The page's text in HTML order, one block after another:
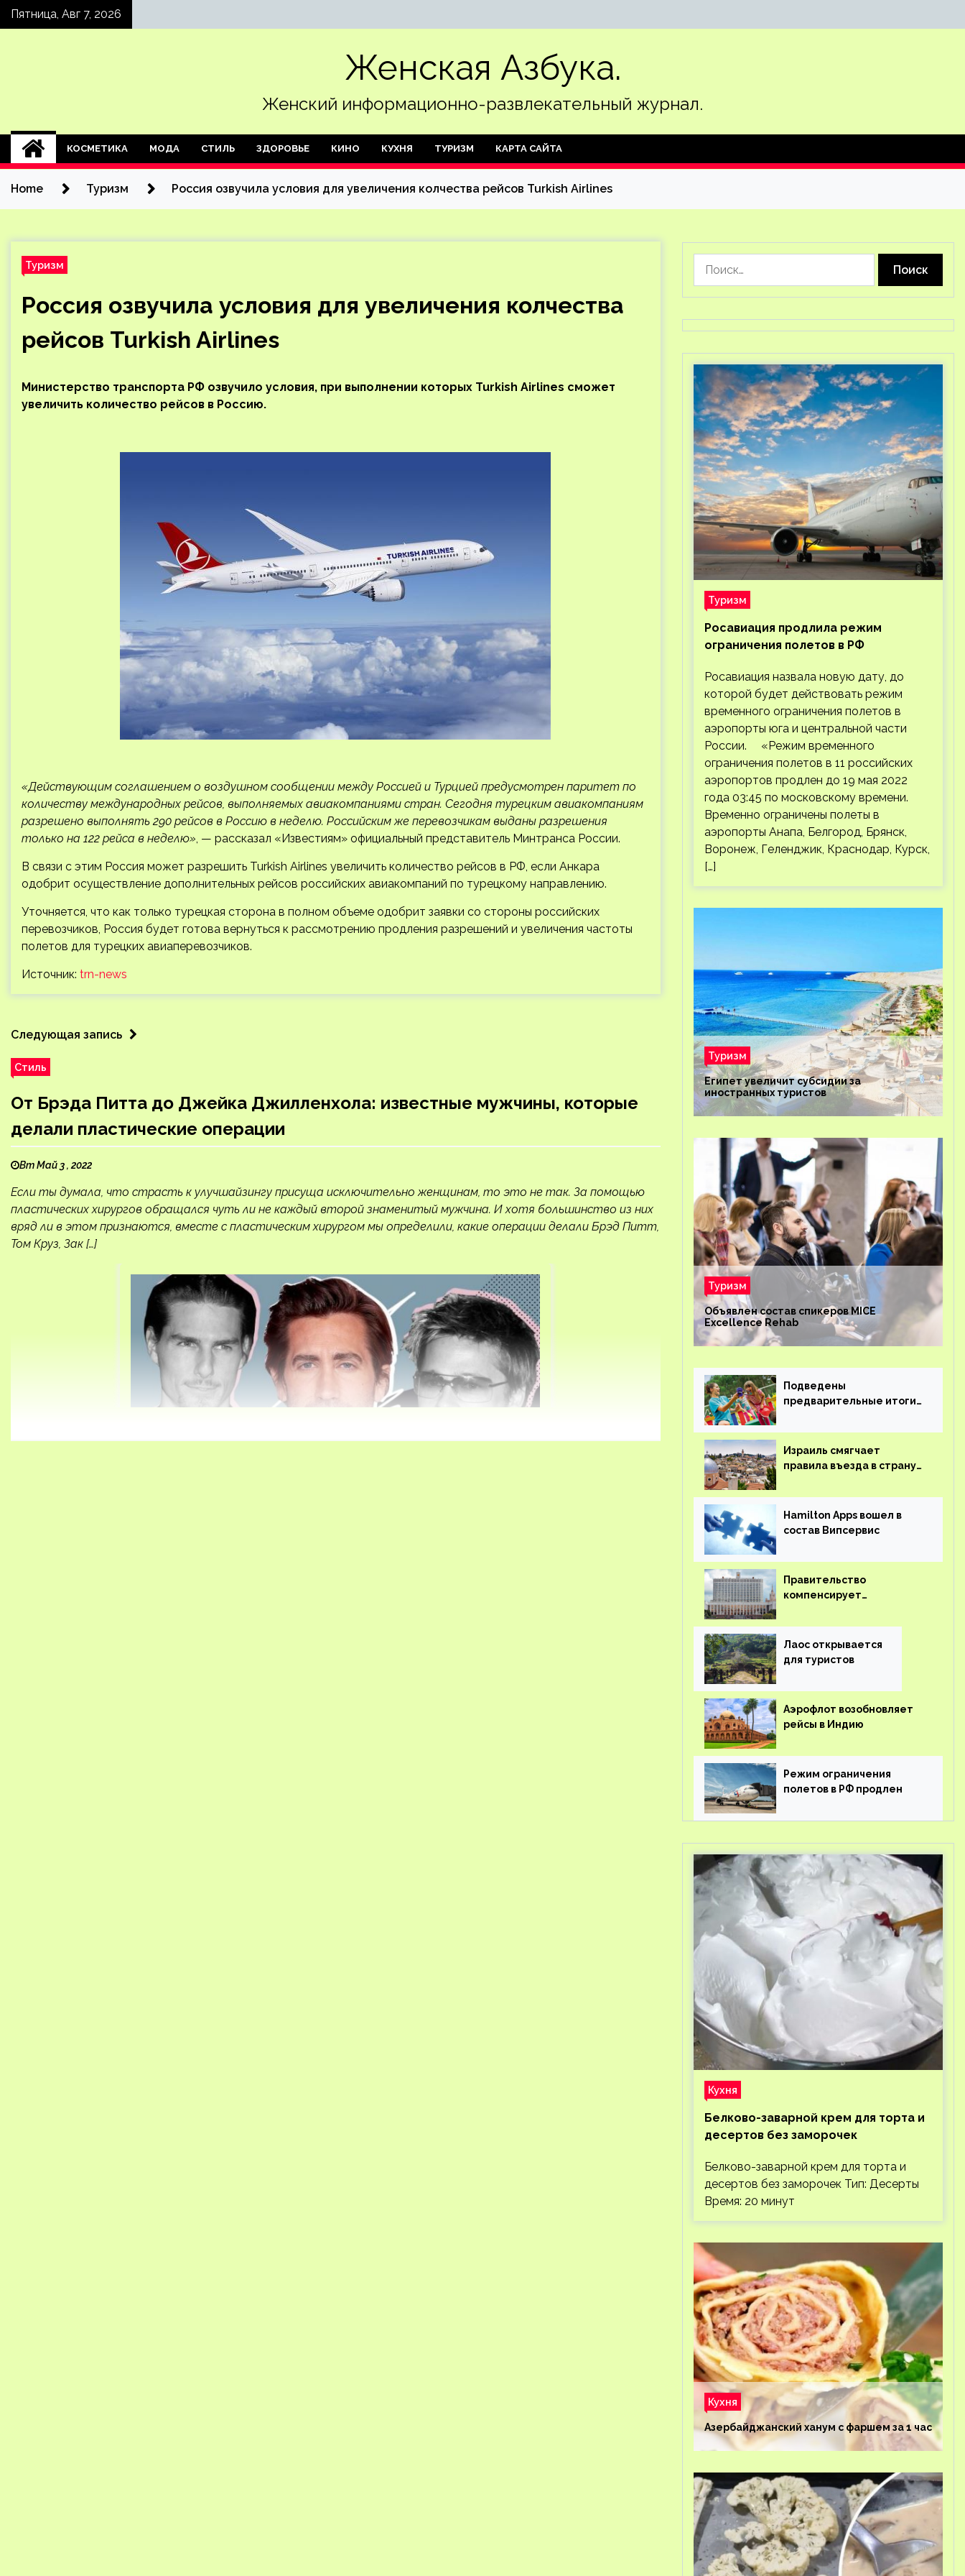
SkipПятница, Авг 7, 2026
Женская Азбука.
Женский информационно-развлекательный журнал.
КОСМЕТИКА МОДА СТИЛЬ ЗДОРОВЬЕ КИНО КУХНЯ ТУРИЗМ КАРТА САЙТА
Home Туризм Россия озвучила условия для увеличения колчества рейсов Turkish Airlines
Туризм
Россия озвучила условия для увеличения колчества
рейсов Turkish Airlines
Министерство транспорта РФ озвучило условия, при выполнении которых Turkish Airlines сможет
увеличить количество рейсов в Россию.
«Действующим соглашением о воздушном сообщении между Россией и Турцией предусмотрен паритет по
количеству международных рейсов, выполняемых авиакомпаниями стран. Сегодня турецким авиакомпаниям
разрешено выполнять 290 рейсов в Россию в неделю. Российским же перевозчикам выданы разрешения
только на 122 рейса в неделю», — рассказал «Известиям» официальный представитель Минтранса России.
В связи с этим Россия может разрешить Turkish Airlines увеличить количество рейсов в РФ, если Анкара
одобрит осуществление дополнительных рейсов российских авиакомпаний по турецкому направлению.
Уточняется, что как только турецкая сторона в полном объеме одобрит заявки со стороны российских
перевозчиков, Россия будет готова вернуться к рассмотрению продления разрешений и увеличения частоты
полетов для турецких авиаперевозчиков.
Источник: trn-news
Следующая запись
Стиль
От Брэда Питта до Джейка Джилленхола: известные мужчины, которые
делали пластические операции
Вт Май 3 , 2022
Если ты думала, что страсть к улучшайзингу присуща исключительно женщинам, то это не так. За помощью
пластических хирургов обращался чуть ли не каждый второй знаменитый мужчина. И хотя большинство из них
вряд ли в этом признаются, вместе с пластическим хирургом мы определили, какие операции делали Брэд Питт,
Том Круз, Зак […]
Туризм
Росавиация продлила режим
ограничения полетов в РФ
Росавиация назвала новую дату, до
которой будет действовать режим
временного ограничения полетов в
аэропорты юга и центральной части
России. «Режим временного
ограничения полетов в 11 российских
аэропортов продлен до 19 мая 2022
года 03:45 по московскому времени.
Временно ограничены полеты в
аэропорты Анапа, Белгород, Брянск,
Воронеж, Геленджик, Краснодар, Курск,
[…]
Туризм
Египет увеличит субсидии за
иностранных туристов
Туризм
Объявлен состав спикеров MICE
Excellence Rehab
Подведены
предварительные итоги
Израиль смягчает
правила въезда в страну
Hamilton Apps вошел в
состав Випсервис
Правительство
компенсирует
на вывоз россиян из-за
рубежа
Лаос открывается
для туристов
Аэрофлот возобновляет
рейсы в Индию
Режим ограничения
полетов в РФ продлен
Кухня
Белково-заварной крем для торта и
десертов без заморочек
Белково-заварной крем для торта и
десертов без заморочек Тип: Десерты
Время: 20 минут
Кухня
Азербайджанский ханум с фаршем за 1 час